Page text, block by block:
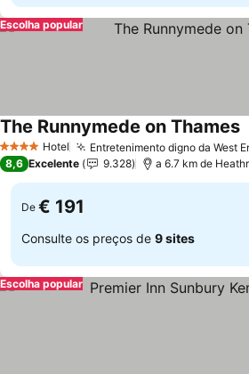
Escolha popular
4 EstrelasHotel Entretenimento digno da West
The Runnymede on Thames
8,6 Excelente 9.328 a 6.7 km de
De € 191
Consulte os preços de 9 sites
Escolha popular